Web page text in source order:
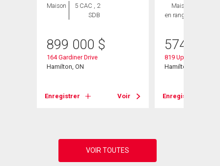
Maison
5 CAC , 2
SDB
899 000 $
164 Gardiner Drive
Hamilton, ON
Enregistrer Voir
Maison
en rangée
574 900
819 Upper
Hamilton, ON
Enregistrer